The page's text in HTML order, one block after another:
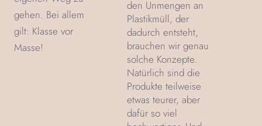
den Unmengen an
Plastikmüll, der
dadurch entsteht,
brauchen wir genau
solche Konzepte.
Natürlich sind die
Produkte teilweise
etwas teurer, aber
dafür so viel
gehen. Bei allem
gilt: Klasse vor
Masse!